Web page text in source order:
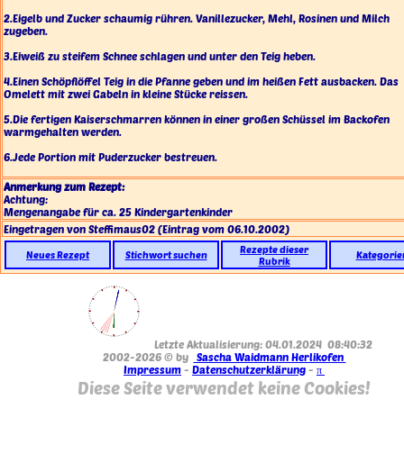
2.Eigelb und Zucker schaumig rühren. Vanillezucker, Mehl, Rosinen und Milch
zugeben.
3.Eiweiß zu steifem Schnee schlagen und unter den Teig heben.
4.Einen Schöpflöffel Teig in die Pfanne geben und im heißen Fett ausbacken. Das
Omelett mit zwei Gabeln in kleine Stücke reissen.
5.Die fertigen Kaiserschmarren können in einer großen Schüssel im Backofen
warmgehalten werden.
6.Jede Portion mit Puderzucker bestreuen.
Anmerkung zum Rezept:
Achtung:
Mengenangabe für ca. 25 Kindergartenkinder
Eingetragen von Steffimaus02 (Eintrag vom 06.10.2002)
Neues Rezept Stichwort suchen
Rezepte dieser
Rubrik
Letzte Aktualisierung: 04.01.2024 08:40:32
2002-2026 © by
Sascha Waidmann Herlikofen
Impressum - Datenschutzerklärung - π
Diese Seite verwendet keine Cookies!